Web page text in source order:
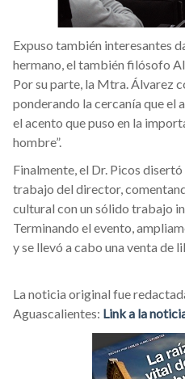
Expuso también interesantes
hermano, el también filósofo
Por su parte, la Mtra. Álvarez
ponderando la cercanía que el
el acento que puso en la
hombre”.
Finalmente, el Dr. Picos
trabajo del director,
cultural con un sólido trabajo
Terminando el evento,
y se llevó a cabo una venta de
La noticia original fue
Aguascalientes: Link a la